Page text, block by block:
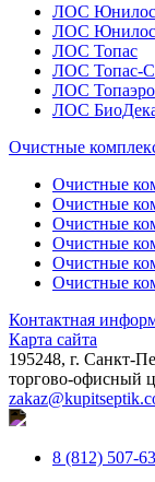
ЛОС Юнилос
ЛОС Юнилос
ЛОС Топас
ЛОС Топас-С
ЛОС Топаэро
ЛОС
Очистные
Очистные
Очистные
Очистные
Очистные
Очистные
Очистные
Контактная
Карта сайта
195248, г. Санкт-
торгово-
8 (812) 507-